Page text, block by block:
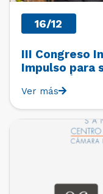
16/12
III Congreso
Impulso para
Ver más
PAST EVENTS